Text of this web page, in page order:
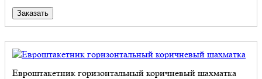
Заказать
Евроштакетник горизонтальный коричневый шахматка